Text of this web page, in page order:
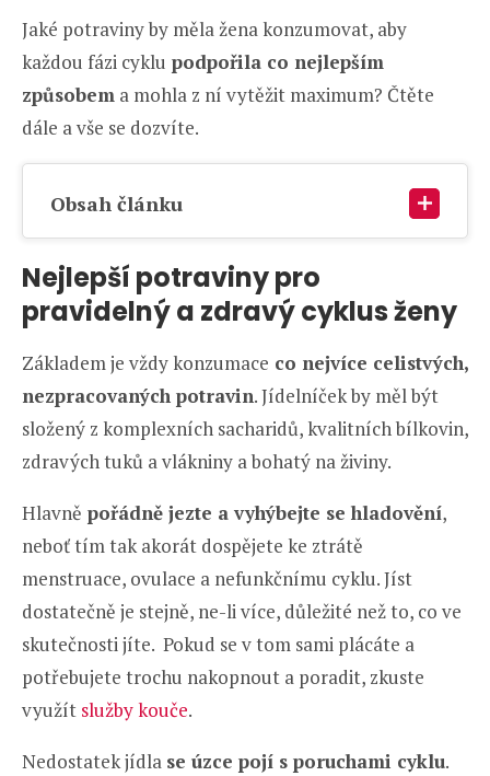
Jaké potraviny by měla žena konzumovat, aby
každou fázi cyklu podpořila co nejlepším
způsobem a mohla z ní vytěžit maximum? Čtěte
dále a vše se dozvíte.
Obsah článku
Nejlepší potraviny pro
pravidelný a zdravý cyklus ženy
Základem je vždy konzumace co nejvíce celistvých,
nezpracovaných potravin. Jídelníček by měl být
složený z komplexních sacharidů, kvalitních bílkovin,
zdravých tuků a vlákniny a bohatý na živiny.
Hlavně pořádně jezte a vyhýbejte se hladovění,
neboť tím tak akorát dospějete ke ztrátě
menstruace, ovulace a nefunkčnímu cyklu. Jíst
dostatečně je stejně, ne-li více, důležité než to, co ve
skutečnosti jíte. Pokud se v tom sami plácáte a
potřebujete trochu nakopnout a poradit, zkuste
využít služby kouče.
Nedostatek jídla se úzce pojí s poruchami cyklu.